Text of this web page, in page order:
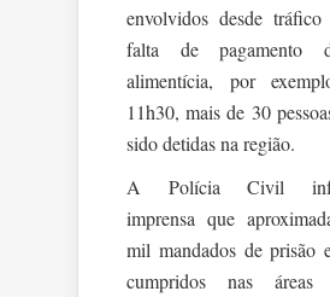
envolvidos desde
falta de pagamento
alimentícia, por
11h30, mais de 30
sido detidas na região.
A Polícia Civil
imprensa que
mil mandados de prisão
cumpridos nas áreas